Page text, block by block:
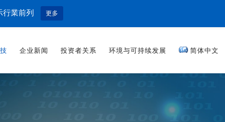
企业新闻 投资者关系 环境与可持续发展 简体中文
業前列 更多